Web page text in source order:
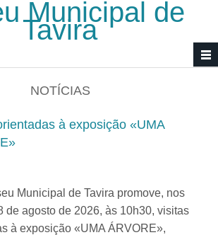
principal
Municipal de
Tavira
NOTÍCIAS
à exposição «UMA
Municipal de Tavira promove, nos
de agosto de 2026, às 10h30, visitas
à exposição «UMA ÁRVORE»,